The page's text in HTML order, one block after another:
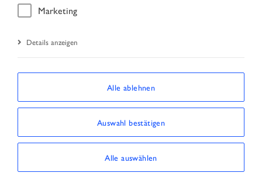
Startseite Neu eingetroffen
Marketing
Details anzeigen
Alle ablehnen
Auswahl bestätigen
Alle auswählen